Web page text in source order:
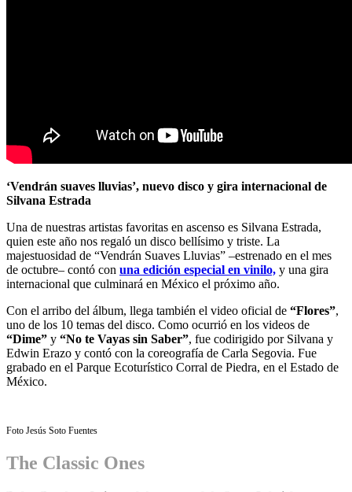
‘Vendrán suaves lluvias’, nuevo disco y gira internacional de
Silvana Estrada
Una de nuestras artistas favoritas en ascenso es Silvana Estrada,
quien este año nos regaló un disco bellísimo y triste. La
majestuosidad de “Vendrán Suaves Lluvias” –estrenado en el mes
de octubre– contó con una edición especial en vinilo, y una gira
internacional que culminará en México el próximo año.
Con el arribo del álbum, llega también el video oficial de “Flores”,
uno de los 10 temas del disco. Como ocurrió en los videos de
“Dime” y “No te Vayas sin Saber”, fue codirigido por Silvana y
Edwin Erazo y contó con la coreografía de Carla Segovia. Fue
grabado en el Parque Ecoturístico Corral de Piedra, en el Estado de
México.
Foto Jesús Soto Fuentes
The Classic Ones